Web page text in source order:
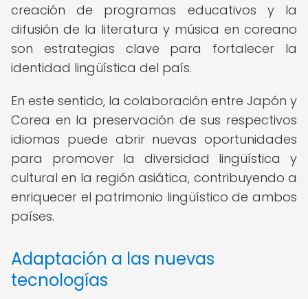
creación de programas educativos y la
difusión de la literatura y música en coreano
son estrategias clave para fortalecer la
identidad lingüística del país.
En este sentido, la colaboración entre Japón y
Corea en la preservación de sus respectivos
idiomas puede abrir nuevas oportunidades
para promover la diversidad lingüística y
cultural en la región asiática, contribuyendo a
enriquecer el patrimonio lingüístico de ambos
países.
Adaptación a las nuevas
tecnologías